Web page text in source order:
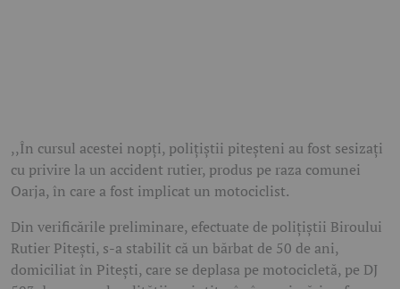
,,În cursul acestei nopți, polițiștii piteșteni au fost sesizați
cu privire la un accident rutier, produs pe raza comunei
Oarja, în care a fost implicat un motociclist.
Din verificările preliminare, efectuate de polițiștii Biroului
Rutier Pitești, s-a stabilit că un bărbat de 50 de ani,
domiciliat în Pitești, care se deplasa pe motocicletă, pe DJ